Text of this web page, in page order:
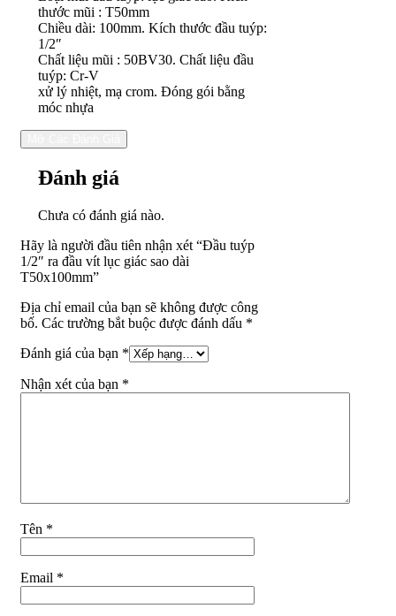
T50x100mm
thước mũi : T50mm
Chiều dài: 100mm. Kích thước đầu tuýp:
1/2″
Chất liệu mũi : 50BV30. Chất liệu đầu
tuýp: Cr-V
xử lý nhiệt, mạ crom. Đóng gói bằng
móc nhựa
Đánh giá
Chưa có đánh giá nào.
Hãy là người đầu tiên nhận xét “Đầu tuýp
1/2″ ra đầu vít lục giác sao dài
T50x100mm”
Địa chỉ email của bạn sẽ không được công
bố. Các trường bắt buộc được đánh dấu *
Đánh giá của bạn *
Nhận xét của bạn *
Tên *
Email *